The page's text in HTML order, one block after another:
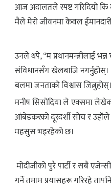
आज अदालतले स्पष्ट गरिदियो कि
मैले मेरो जीवनमा केवल
उनले थपे, “म प्रधानमन्त्रीलाई
संविधानसँग खेलबाजि नगर्नुहोस्।
बलमा जनताको विश्वास
मनीष सिसोदिया ले एक्समा
आंबेडकरको दूरदर्शी सोच र उहाँले
महसुस भइरहेको छ।
मोदीजीको पुरै पार्टी र सबै
गर्ने तमाम प्रयासहरू गरिरहे